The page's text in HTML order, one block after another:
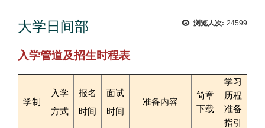
浏览人次: 24599
大学日间部
入学管道及招生时程表
学制
入学
方式
报名
时间
面试
时间
准备内容
简章
下载
学习
历程
准备
指引